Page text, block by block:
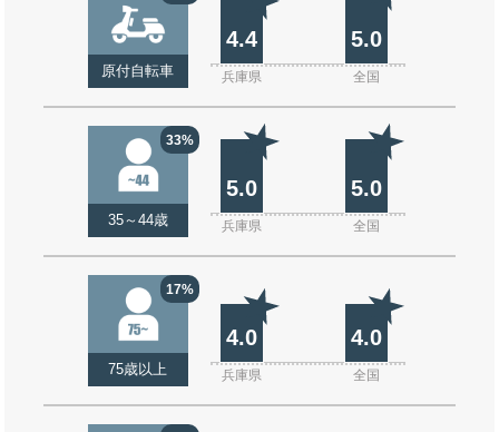
原付自転車
4.4 5.0
兵庫県 全国
33%
35～44歳
5.0 5.0
兵庫県 全国
17%
75歳以上
4.0 4.0
兵庫県 全国